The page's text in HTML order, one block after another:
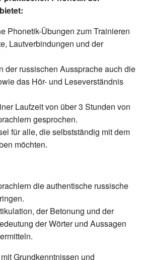
Phonetik-Übungen zum Trainieren
Lautverbindungen und der
der russischen Aussprache auch die
das Hör- und Leseverständnis
Laufzeit von über 3 Stunden von
gesprochen.
für alle, die selbstständig mit dem
möchten.
die authentische russische
der Betonung und der
der Wörter und Aussagen
Grundkenntnissen und